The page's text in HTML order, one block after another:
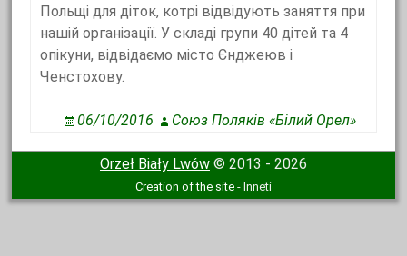
Польщі для діток, котрі відвідують заняття при
нашій організації. У складі групи 40 дітей та 4
опікуни, відвідаємо місто Єнджеюв і
Ченстохову.
06/10/2016 Союз Поляків «Білий Орел»
Orzeł Biały Lwów© 2013 - 2026
Creation of the site- Inneti